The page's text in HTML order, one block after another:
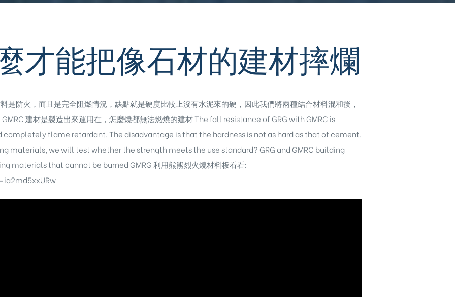
才能把像石材的建材摔爛
是防火，而且是完全阻燃情況，缺點就是硬度比較上沒有水泥來的硬，因此我們將兩種結合材料混和後，
建材是製造出來運用在，怎麼燒都無法燃燒的建材 The fall resistance of GRG with GMRC is
completely flame retardant. The disadvantage is that the hardness is not as hard as that of cement.
materials, we will test whether the strength meets the use standard? GRG and GMRC building
materials that cannot be burned GMRG 利用熊熊烈火燒材料板看看: